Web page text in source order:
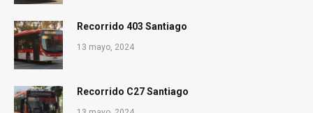
Recorrido 403 Santiago
13 mayo, 2024
Recorrido C27 Santiago